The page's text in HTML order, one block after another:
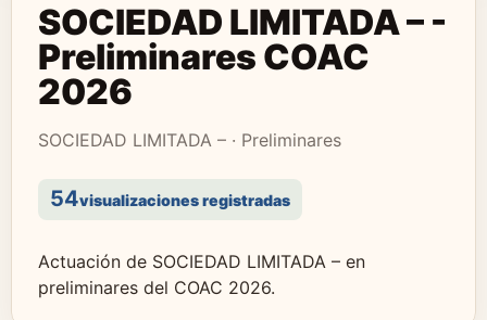
SOCIEDAD LIMITADA – -
Preliminares COAC
2026
SOCIEDAD LIMITADA – · Preliminares
54visualizaciones registradas
Actuación de SOCIEDAD LIMITADA – en
preliminares del COAC 2026.